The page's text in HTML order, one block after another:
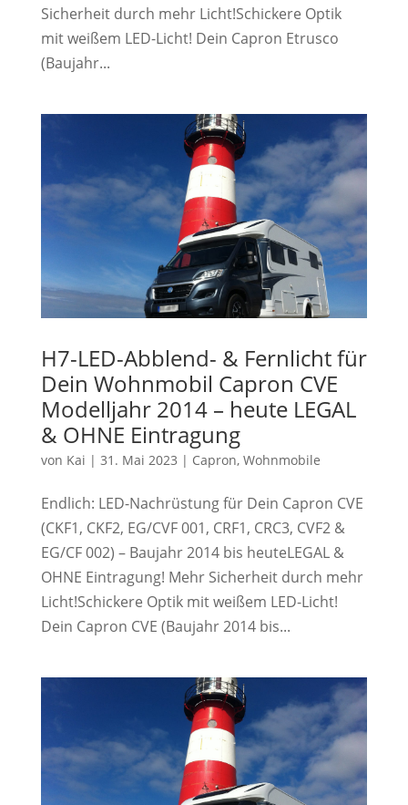
Sicherheit durch mehr Licht!Schickere Optik
mit weißem LED-Licht! Dein Capron Etrusco
(Baujahr...
H7-LED-Abblend- & Fernlicht für
Dein Wohnmobil Capron CVE
Modelljahr 2014 – heute LEGAL
& OHNE Eintragung
von Kai | 31. Mai 2023 | Capron, Wohnmobile
Endlich: LED-Nachrüstung für Dein Capron CVE
(CKF1, CKF2, EG/CVF 001, CRF1, CRC3, CVF2 &
EG/CF 002) – Baujahr 2014 bis heuteLEGAL &
OHNE Eintragung! Mehr Sicherheit durch mehr
Licht!Schickere Optik mit weißem LED-Licht!
Dein Capron CVE (Baujahr 2014 bis...